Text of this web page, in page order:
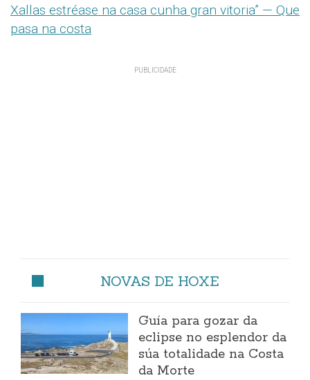
Xallas estréase na casa cunha gran vitoria” — Que
pasa na costa
NOVAS DE HOXE
Guía para gozar da
eclipse no esplendor da
súa totalidade na Costa
da Morte